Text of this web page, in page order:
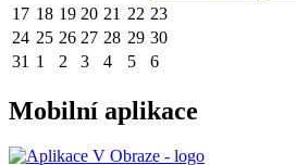
17 18 19 20 21 22 23
24 25 26 27 28 29 30
31 1 2 3 4 5 6
Mobilní aplikace